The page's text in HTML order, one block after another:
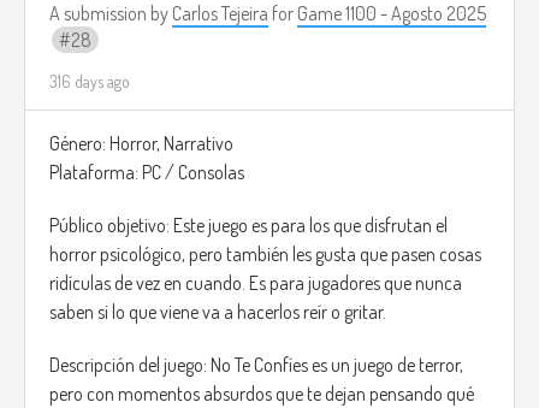
A submission by Carlos Tejeira for Game 1100 - Agosto 2025
28
316 days ago
Género: Horror, Narrativo
Plataforma: PC / Consolas
Público objetivo: Este juego es para los que disfrutan el
horror psicológico, pero también les gusta que pasen cosas
ridículas de vez en cuando. Es para jugadores que nunca
saben si lo que viene va a hacerlos reír o gritar.
Descripción del juego: No Te Confíes es un juego de terror,
pero con momentos absurdos que te dejan pensando qué